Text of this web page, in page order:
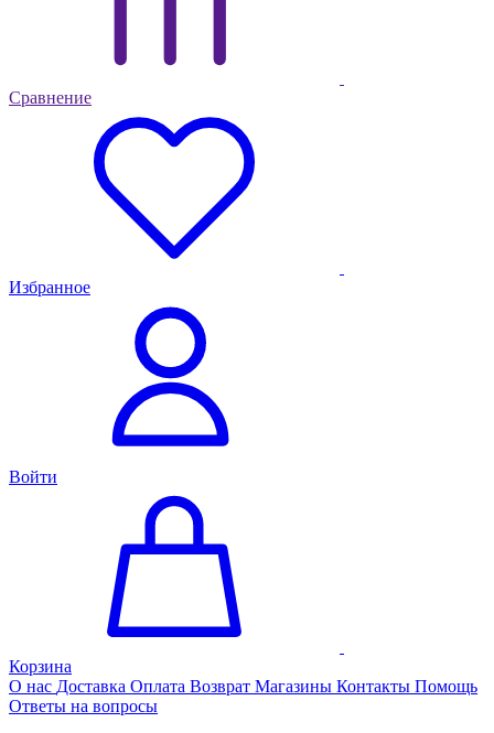
Сравнение
Избранное
Войти
Корзина
О нас Доставка Оплата Возврат Магазины Контакты Помощь
Ответы на вопросы